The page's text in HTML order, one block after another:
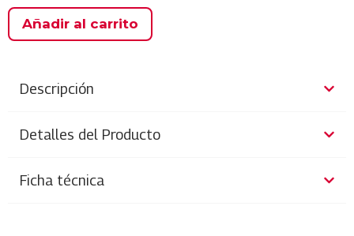
Añadir al carrito
Descripción
Detalles del Producto
Ficha técnica